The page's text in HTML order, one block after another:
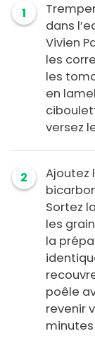
1
dans
Vivien
les
les
en
versez
2
Ajoutez
Sortez
les
la
poêle
revenir